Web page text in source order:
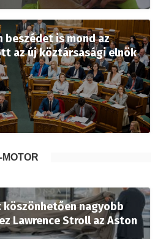
beszédet is mond az
az új köztársasági elnök
köszönhetően nagyobb
Lawrence Stroll az Aston